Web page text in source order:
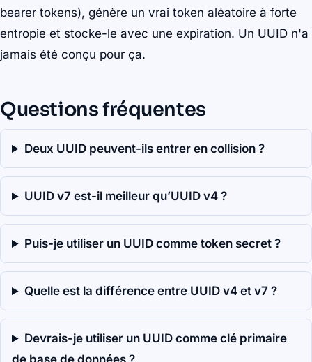
bearer tokens), génère un vrai token aléatoire à forte
entropie et stocke-le avec une expiration. Un UUID n'a
jamais été conçu pour ça.
Questions fréquentes
Deux UUID peuvent-ils entrer en collision ?
UUID v7 est-il meilleur qu’UUID v4 ?
Puis-je utiliser un UUID comme token secret ?
Quelle est la différence entre UUID v4 et v7 ?
Devrais-je utiliser un UUID comme clé primaire